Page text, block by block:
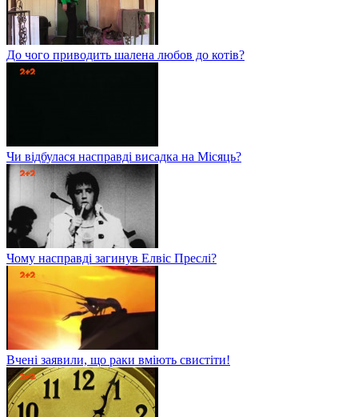
До чого приводить шалена любов до котів?
Чи відбулася насправді висадка на Місяць?
Чому насправді загинув Елвіс Преслі?
Вчені заявили, що раки вміють свистіти!